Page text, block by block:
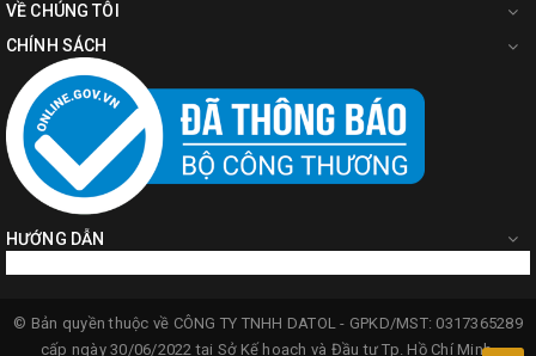
VỀ CHÚNG TÔI
CHÍNH SÁCH
HƯỚNG DẪN
© Bản quyền thuộc về CÔNG TY TNHH DATOL - GPKD/MST: 0317365289
cấp ngày 30/06/2022 tại Sở Kế hoạch và Đầu tư Tp. Hồ Chí Minh.